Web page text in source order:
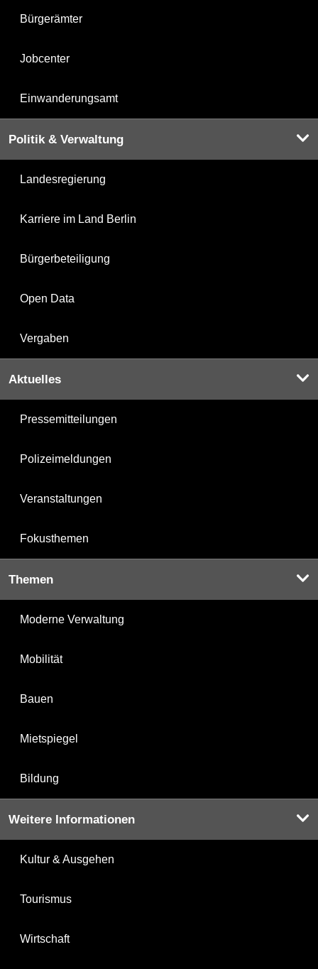
Bürgerämter
Jobcenter
Einwanderungsamt
Politik & Verwaltung
Landesregierung
Karriere im Land Berlin
Bürgerbeteiligung
Open Data
Vergaben
Aktuelles
Pressemitteilungen
Polizeimeldungen
Veranstaltungen
Fokusthemen
Themen
Moderne Verwaltung
Mobilität
Bauen
Mietspiegel
Bildung
Weitere Informationen
Kultur & Ausgehen
Tourismus
Wirtschaft